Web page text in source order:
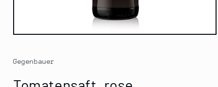
Medien
Modal
öffnen
Gegenbauer